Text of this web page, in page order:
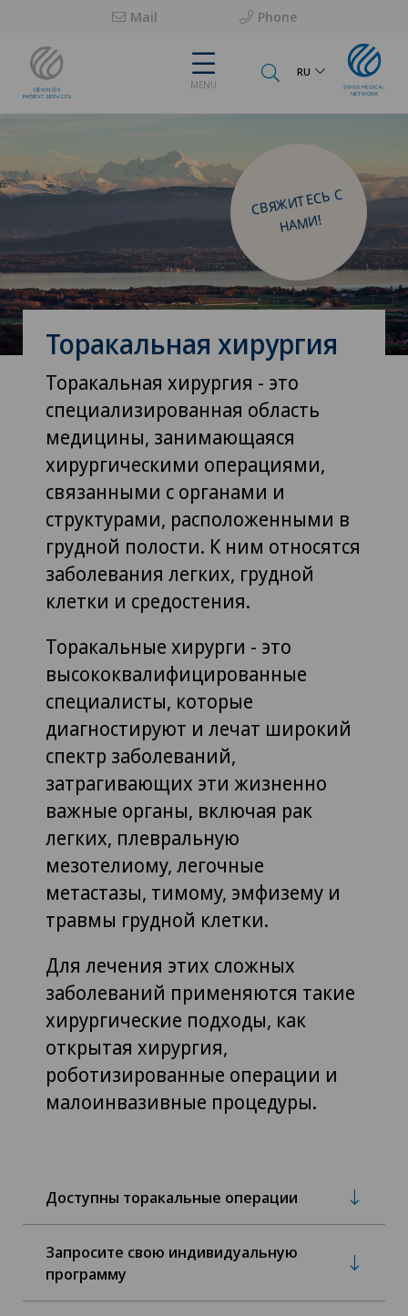
Mail Phone
MENU
RU
СВЯ
ЖИТЕСЬ С
НА
МИ!
Торакальная хирургия
Торакальная хирургия - это
специализированная область
медицины, занимающаяся
хирургическими операциями,
связанными с органами и
структурами, расположенными в
грудной полости. К ним относятся
заболевания легких, грудной
клетки и средостения.
Торакальные хирурги - это
высококвалифицированные
специалисты, которые
диагностируют и лечат широкий
спектр заболеваний,
затрагивающих эти жизненно
важные органы, включая рак
легких, плевральную
мезотелиому, легочные
метастазы, тимому, эмфизему и
травмы грудной клетки.
Для лечения этих сложных
заболеваний применяются такие
хирургические подходы, как
открытая хирургия,
роботизированные операции и
малоинвазивные процедуры.
Доступны торакальные операции
Запросите свою индивидуальную
программу